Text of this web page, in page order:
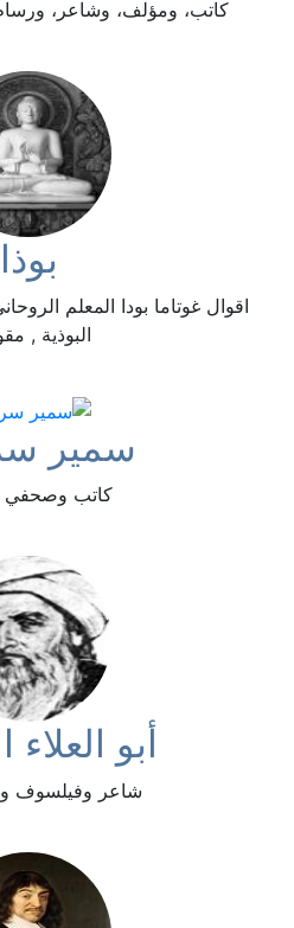
كاتب، ومؤلف، وشاعر،
بوذا
اقوال غوتاما بودا المعلم
البوذية ,
سمير
كاتب
أبو
شاعر وفيلسوف